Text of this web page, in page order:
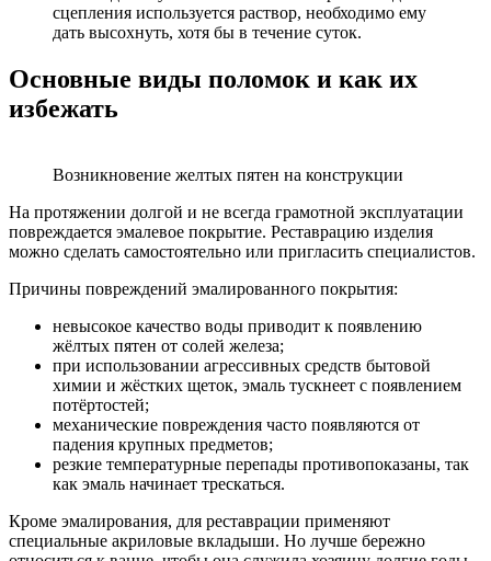
сцепления используется раствор, необходимо ему
дать высохнуть, хотя бы в течение суток.
Основные виды поломок и как их
избежать
Возникновение желтых пятен на конструкции
На протяжении долгой и не всегда грамотной эксплуатации
повреждается эмалевое покрытие. Реставрацию изделия
можно сделать самостоятельно или пригласить специалистов.
Причины повреждений эмалированного покрытия:
невысокое качество воды приводит к появлению
жёлтых пятен от солей железа;
при использовании агрессивных средств бытовой
химии и жёстких щеток, эмаль тускнеет с появлением
потёртостей;
механические повреждения часто появляются от
падения крупных предметов;
резкие температурные перепады противопоказаны, так
как эмаль начинает трескаться.
Кроме эмалирования, для реставрации применяют
специальные акриловые вкладыши. Но лучше бережно